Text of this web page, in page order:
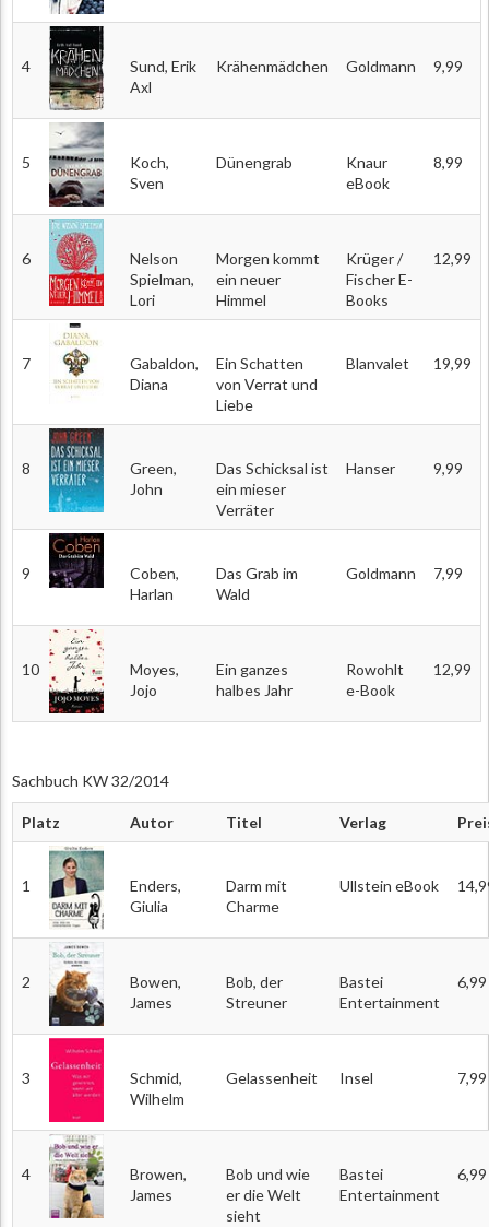
4
Sund, Erik
Axl
Krähenmädchen Goldmann 9,99
5
Koch,
Sven
Dünengrab
Knaur
eBook
8,99
6
Nelson
Spielman,
Lori
Morgen kommt
ein neuer
Himmel
Krüger /
Fischer E-
Books
12,99
7
Gabaldon,
Diana
Ein Schatten
von Verrat und
Liebe
Blanvalet 19,99
8
Green,
John
Das Schicksal ist
ein mieser
Verräter
Hanser 9,99
9
Coben,
Harlan
Das Grab im
Wald
Goldmann 7,99
10
Moyes,
Jojo
Ein ganzes
halbes Jahr
Rowohlt
e-Book
12,99
Sachbuch KW 32/2014
Platz Autor Titel Verlag
1
Enders,
Giulia
Darm mit
Charme
Ullstein eBook
2
Bowen,
James
Bob, der
Streuner
Bastei
Entertainment
6,99
3
Schmid,
Wilhelm
Gelassenheit Insel 7,99
4
Browen,
James
Bob und wie
er die Welt
sieht
Bastei
Entertainment
6,99